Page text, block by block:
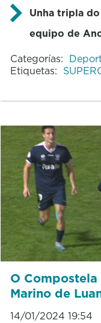
Unha tripla
equipo de
Categorías:
Etiquetas:
O
Marino de
14/01/2024 19:54